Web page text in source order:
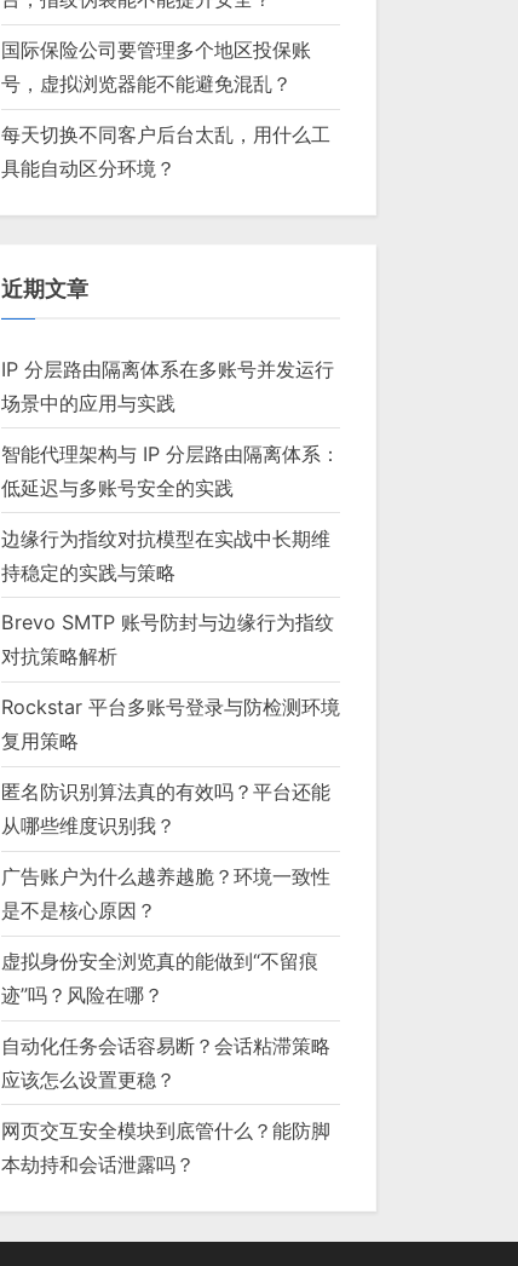
国际保险公司要管理多个地区投保账
号，虚拟浏览器能不能避免混乱？
每天切换不同客户后台太乱，用什么工
具能自动区分环境？
近期文章
IP 分层路由隔离体系在多账号并发运行
场景中的应用与实践
智能代理架构与 IP 分层路由隔离体系：
低延迟与多账号安全的实践
边缘行为指纹对抗模型在实战中长期维
持稳定的实践与策略
Brevo SMTP 账号防封与边缘行为指纹
对抗策略解析
Rockstar 平台多账号登录与防检测环境
复用策略
匿名防识别算法真的有效吗？平台还能
从哪些维度识别我？
广告账户为什么越养越脆？环境一致性
是不是核心原因？
虚拟身份安全浏览真的能做到“不留痕
迹”吗？风险在哪？
自动化任务会话容易断？会话粘滞策略
应该怎么设置更稳？
网页交互安全模块到底管什么？能防脚
本劫持和会话泄露吗？